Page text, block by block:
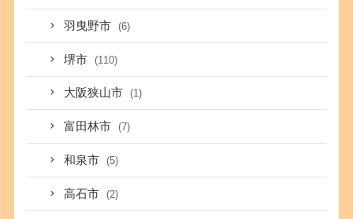
羽曳野市 (6)
堺市 (110)
大阪狭山市 (1)
富田林市 (7)
和泉市 (5)
高石市 (2)